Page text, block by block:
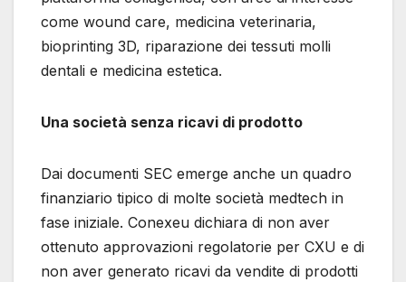
come wound care, medicina veterinaria,
bioprinting 3D, riparazione dei tessuti molli
dentali e medicina estetica.
Una società senza ricavi di prodotto
Dai documenti SEC emerge anche un quadro
finanziario tipico di molte società medtech in
fase iniziale. Conexeu dichiara di non aver
ottenuto approvazioni regolatorie per CXU e di
non aver generato ricavi da vendite di prodotti